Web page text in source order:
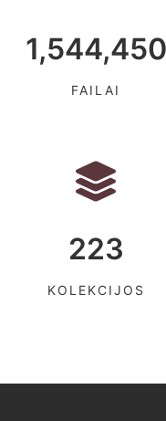
1,544,450
FAILAI
223
KOLEKCIJOS